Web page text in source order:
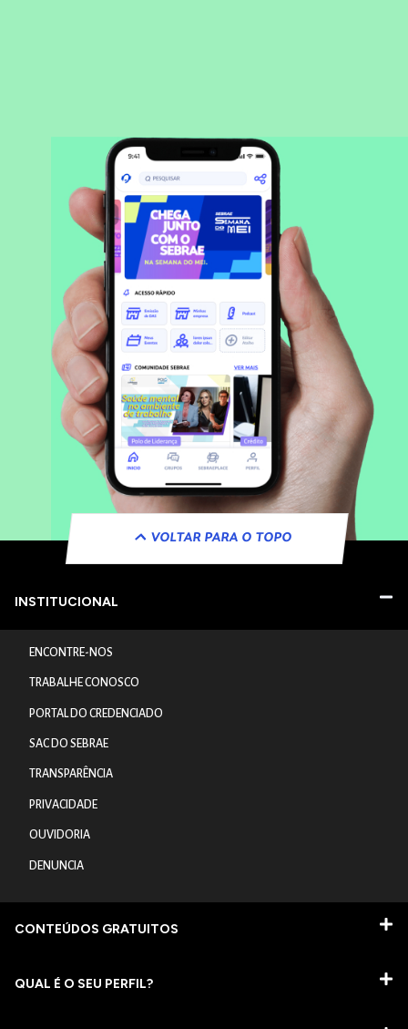
VOLTAR PARA O TOPO
INSTITUCIONAL
ENCONTRE-NOS
TRABALHE CONOSCO
PORTAL DO CREDENCIADO
SAC DO SEBRAE
TRANSPARÊNCIA
PRIVACIDADE
OUVIDORIA
DENUNCIA
CONTEÚDOS GRATUITOS
QUAL É O SEU PERFIL?